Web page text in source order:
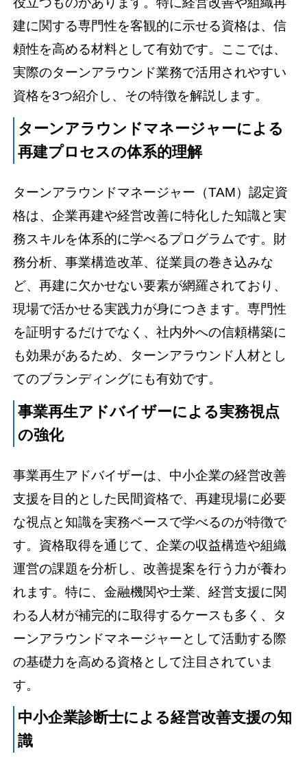
建に関する専門性を客観的に示せる資格は、信
頼性を高める材料として有効です。ここでは、
実際のターンアラウンド業務で活用されやすい
資格を3つ紹介し、その特徴を解説します。
ターンアラウンドマネージャーによる
再建プロセスの体系的理解
ターンアラウンドマネージャー（TAM）認定資
格は、企業再建や経営改善に特化した知識と実
務スキルを体系的に学べるプログラムです。財
務分析、事業構造改革、従業員の巻き込みな
ど、再建に欠かせない要素が網羅されており、
現場で活かせる実践力が身につきます。専門性
を証明するだけでなく、社内外への信頼構築に
も効果があるため、ターンアラウンド人材とし
てのブランディングにも有効です。
事業再生アドバイザーによる実務視点
の強化
事業再生アドバイザーは、中小企業の経営改善
支援を目的とした民間資格で、再建現場に必要
な視点と知識を実務ベースで学べるのが特徴で
す。資格取得を通じて、企業の収益構造や組織
運営の課題を分析し、改善提案を行う力が養わ
れます。特に、金融機関や士業、経営支援に関
わる人材が補完的に取得するケースも多く、タ
ーンアラウンドマネージャーとして活動する際
の基礎力を高める資格として注目されていま
す。
中小企業診断士による経営改善支援の知
識